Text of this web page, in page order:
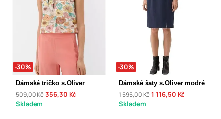
-30%
Dámské tričko s.Oliver
509,00 Kč356,30 Kč
Skladem
-30%
Dámské šaty s.Oliver modré
1 595,00 Kč1 116,50 Kč
Skladem